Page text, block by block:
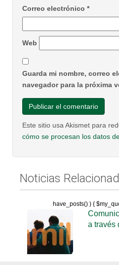
Correo electrónico *
Web
Guarda mi nombre, correo
navegador para la próxima
Este sitio usa Akismet para
cómo se procesan los datos
Noticias
have_posts() ) {
a través